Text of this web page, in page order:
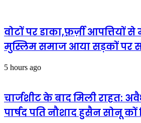
आठवीं
तक
के
छात्रों
सफलता
का
परचम
वोटों पर डाका,फ़र्ज़ी आपत्तियों से
मुस्लिम समाज आया सड़कों पर
5 hours ago
चार्जशीट के बाद मिली राहत:
पार्षद पति नौशाद हुसैन सोनू